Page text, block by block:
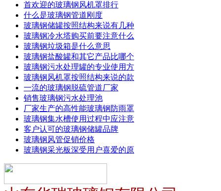
首欢迎的玻璃钢风机罩排行
什么是玻璃钢管道刚度
玻璃钢储罐按照结构来说有几种
玻璃钢冷水塔购买前要注意什么
玻璃钢垃圾箱是什么意思
玻璃钢盐酸罐和其它产品比哪个
玻璃钢污水处理罐的专业使用方
玻璃钢风机罩按照结构来说的款
一流的玻璃钢脱硫管道厂家
销售玻璃钢污水处理池
厂家生产的高性能玻璃钢防雨罩
玻璃钢集水槽使用过程中应注意
客户认可的玻璃钢储罐品牌
玻璃钢风管促销价格
玻璃钢采光板深受用户喜爱的原